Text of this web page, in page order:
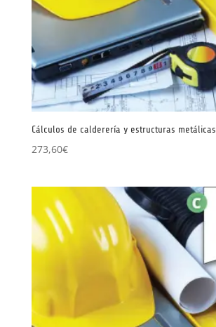
Cálculos de calderería y estructuras metálicas
273,60€